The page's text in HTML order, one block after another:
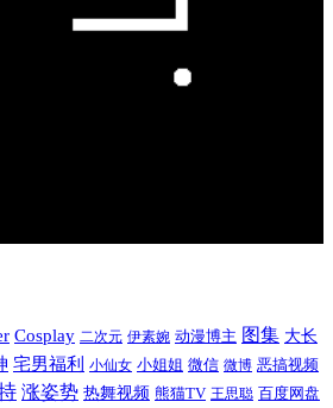
Cosplay 二次元 伊素婉 动漫博主 图集 大长
宅男福利 小仙女 小姐姐 微信 微博 恶搞视频
涨姿势 热舞视频 熊猫TV 王思聪 百度网盘